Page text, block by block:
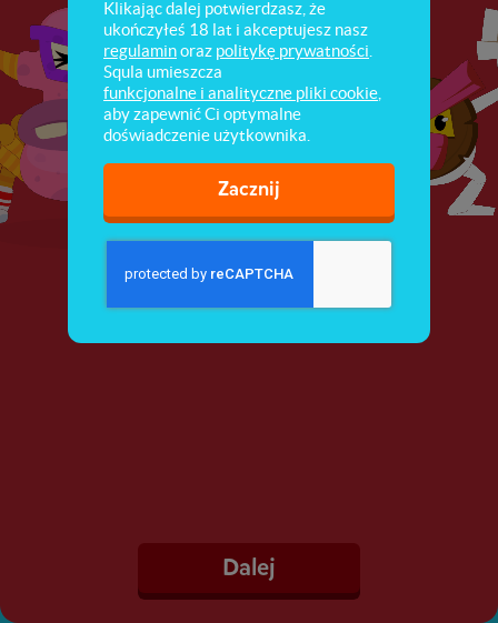
Dalej
Klikając dalej potwierdzasz, że
ukończyłeś 18 lat i akceptujesz nasz
regulaminoraz politykę prywatności
Squla umieszcza
funkcjonalne i analityczne pliki cookie
aby zapewnić Ci optymalne
doświadczenie użytkownika.
Zacznij